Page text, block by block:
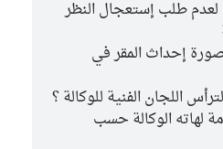
لعدم طلب إستعجال النظر
إحداث المقر في
اللجان الفنية للوكالة ؟
لهاته الوكالة حسب